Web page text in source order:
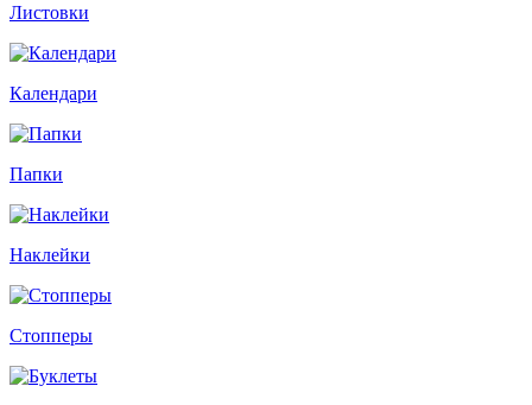
Листовки
Календари
Папки
Наклейки
Стопперы